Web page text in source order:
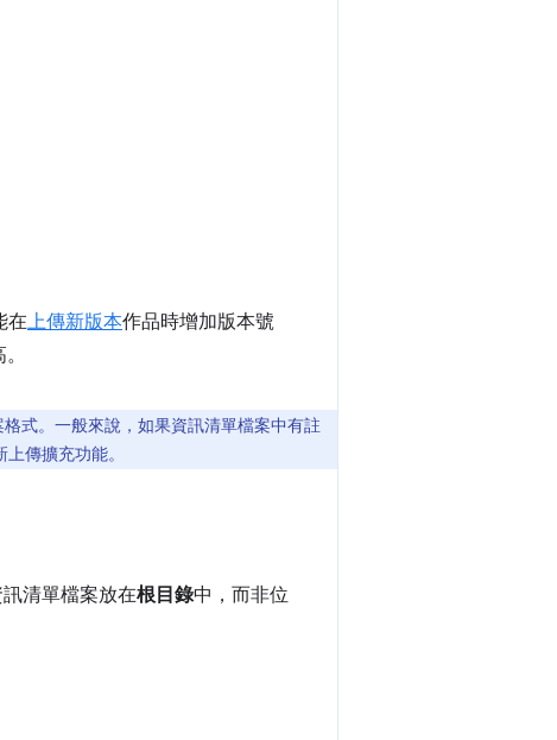
在上傳新版本作品時增加版本號
式。一般來說，如果資訊清單檔案中有註
傳擴充功能。
清單檔案放在根目錄中，而非位